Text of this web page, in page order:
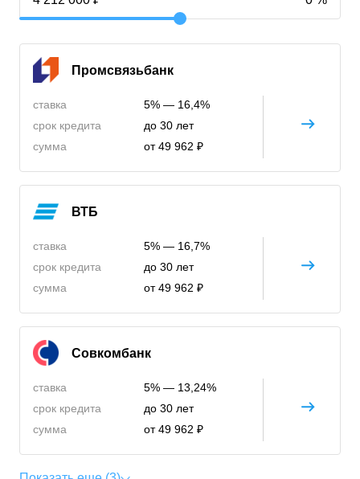
Промсвязьбанк
ставка
срок кредита
сумма
5% — 16,4%
до 30 лет
от 49 962 ₽
ВТБ
ставка
срок кредита
сумма
5% — 16,7%
до 30 лет
от 49 962 ₽
Совкомбанк
ставка
срок кредита
сумма
5% — 13,24%
до 30 лет
от 49 962 ₽